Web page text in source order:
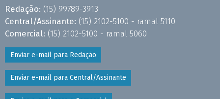
Redação: (15) 99789-3913
Central/Assinante: (15) 2102-5100 - ramal 5110
Comercial: (15) 2102-5100 - ramal 5060
Enviar e-mail para Redação
Enviar e-mail para Central/Assinante